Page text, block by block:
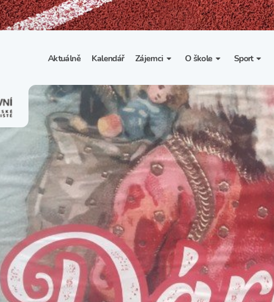
Aktuálně Kalendář Zájemci
1. třída
Sportovní třídy
Nesportovní třídy
O škole
Základní informace
Organizace školního
Výuka a učební plán
Zájmové kroužky
Školní poradenské
pracoviště
Školní psycholožka
Školská rada
SRPŠ – Spolek rodičů
přátel školy
Sport
výchově
kluby
Školní